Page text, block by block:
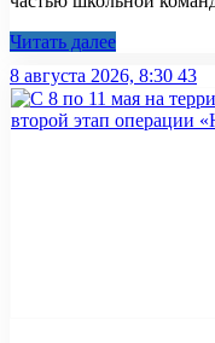
Читать далее
8 августа 2026, 8:30 43